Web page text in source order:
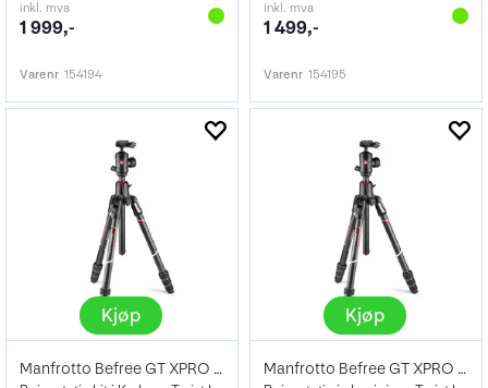
inkl. mva
1 999,-
Varenr 154194
inkl. mva
1 499,-
Varenr 154195
Kjøp
Manfrotto Befree GT XPRO Twist KIT
Kjøp
Manfrotto Befree GT XPRO Twist KIT